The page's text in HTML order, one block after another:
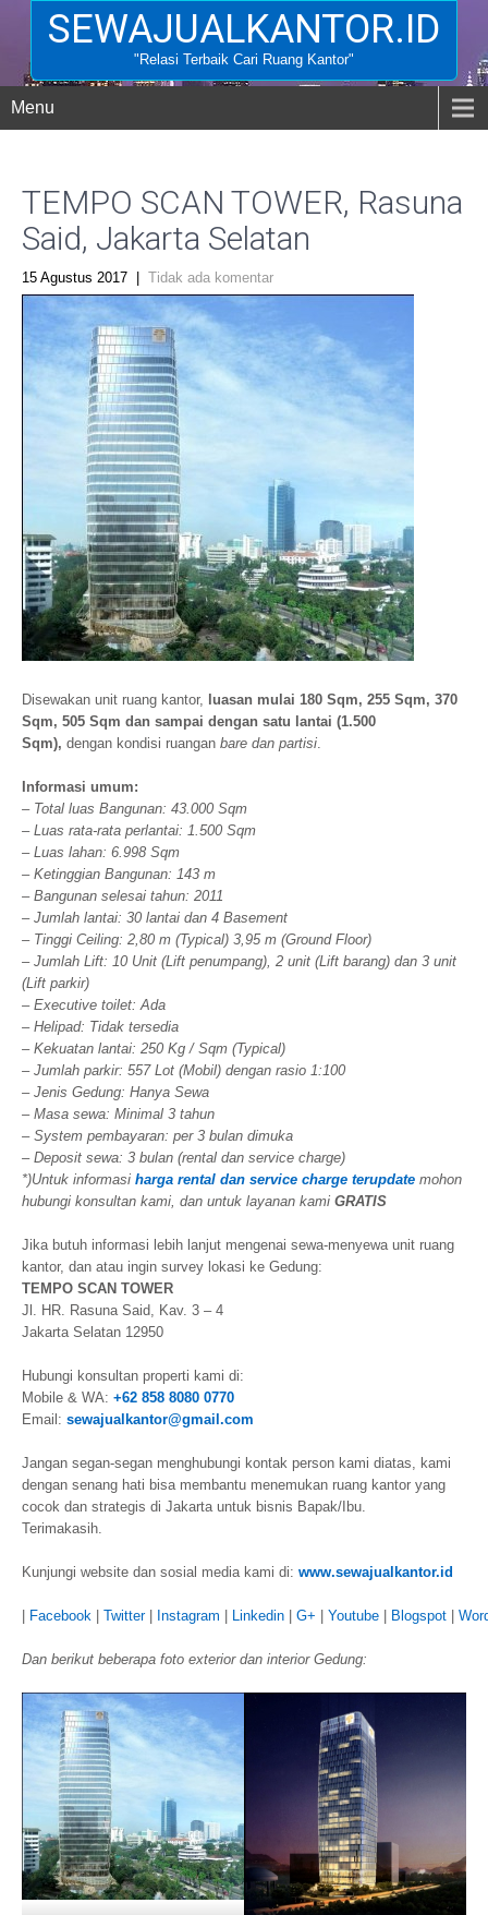
SEWAJUALKANTOR.ID
"Relasi Terbaik Cari Ruang Kantor"
Menu
TEMPO SCAN TOWER, Rasuna
Said, Jakarta Selatan
15 Agustus 2017 Tidak ada komentar
Disewakan unit ruang kantor, luasan mulai 180 Sqm, 255 Sqm, 370
Sqm, 505 Sqm dan sampai dengan satu lantai (1.500
Sqm), dengan kondisi ruangan bare dan partisi.
Informasi umum:
– Total luas Bangunan: 43.000 Sqm
– Luas rata-rata perlantai: 1.500 Sqm
– Luas lahan: 6.998 Sqm
– Ketinggian Bangunan: 143 m
– Bangunan selesai tahun: 2011
– Jumlah lantai: 30 lantai dan 4 Basement
– Tinggi Ceiling: 2,80 m (Typical) 3,95 m (Ground Floor)
– Jumlah Lift: 10 Unit (Lift penumpang), 2 unit (Lift barang) dan 3 unit
(Lift parkir)
– Executive toilet: Ada
– Helipad: Tidak tersedia
– Kekuatan lantai: 250 Kg / Sqm (Typical)
– Jumlah parkir: 557 Lot (Mobil) dengan rasio 1:100
– Jenis Gedung: Hanya Sewa
– Masa sewa: Minimal 3 tahun
– System pembayaran: per 3 bulan dimuka
– Deposit sewa: 3 bulan (rental dan service charge)
*)Untuk informasi harga rental dan service charge terupdate mohon
hubungi konsultan kami, dan untuk layanan kami GRATIS
Jika butuh informasi lebih lanjut mengenai sewa-menyewa unit ruang
kantor, dan atau ingin survey lokasi ke Gedung:
TEMPO SCAN TOWER
Jl. HR. Rasuna Said, Kav. 3 – 4
Jakarta Selatan 12950
Hubungi konsultan properti kami di:
Mobile & WA: +62 858 8080 0770
Email: sewajualkantor@gmail.com
Jangan segan-segan menghubungi kontak person kami diatas, kami
dengan senang hati bisa membantu menemukan ruang kantor yang
cocok dan strategis di Jakarta untuk bisnis Bapak/Ibu.
Terimakasih.
Kunjungi website dan sosial media kami di: www.sewajualkantor.id
Facebook Twitter| Instagram Linkedin G+ Youtube Blogspot
Dan berikut beberapa foto exterior dan interior Gedung: